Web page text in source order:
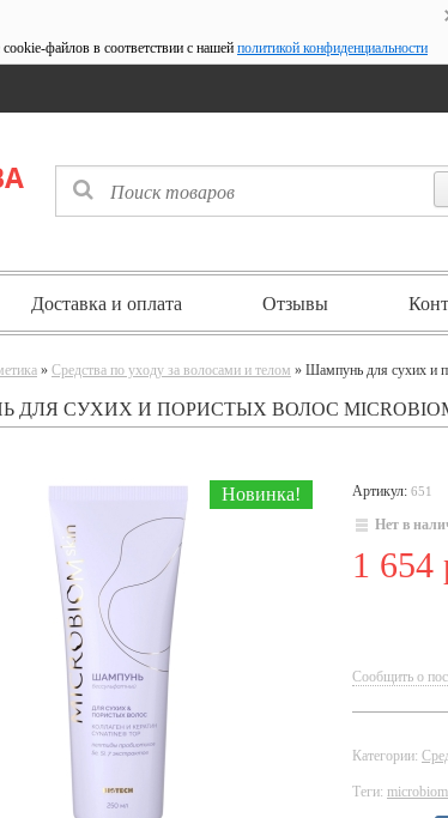
cookie-файлов в соответствии с нашей политикой конфиденциальности
Доставка и оплата Отзывы
» Средства по уходу за волосами и телом » Шампунь для сухих и
СУХИХ И ПОРИСТЫХ ВОЛОС MICROBIOM
Новинка! Артикул: 651
Нет в
1 654
Сообщить о
Категории:
Теги: